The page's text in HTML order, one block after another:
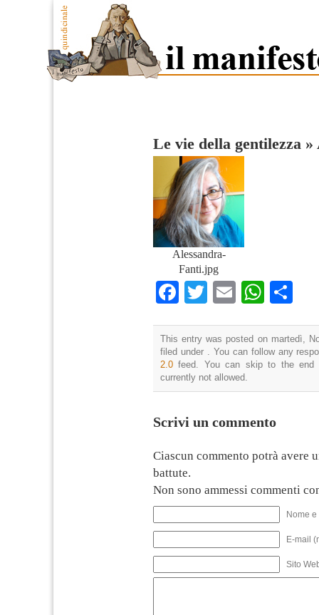
Le vie della gentilezza »
Alessandra-
Fanti.jpg
Facebook
TwitterEmail
This entry was posted on martedì,
filed under . You can follow any
2.0 feed. You can skip to the end
currently not allowed.
Scrivi un commento
Ciascun commento potrà avere
battute.
Non sono ammessi commenti
Nome
E-mail
Sito